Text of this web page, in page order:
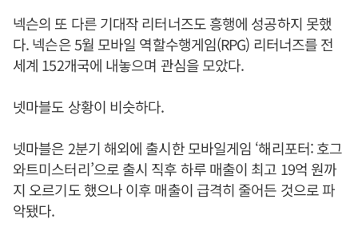
넥슨의 또 다른 기대작 리터너즈도 흥행에 성공하지 못했
다. 넥슨은 5월 모바일 역할수행게임(RPG) 리터너즈를 전
세계 152개국에 내놓으며 관심을 모았다.
넷마블도 상황이 비슷하다.
넷마블은 2분기 해외에 출시한 모바일게임 ‘해리포터: 호그
와트미스터리’으로 출시 직후 하루 매출이 최고 19억 원까
지 오르기도 했으나 이후 매출이 급격히 줄어든 것으로 파
악됐다.